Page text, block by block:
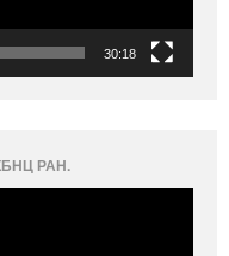
30:18
РАН.